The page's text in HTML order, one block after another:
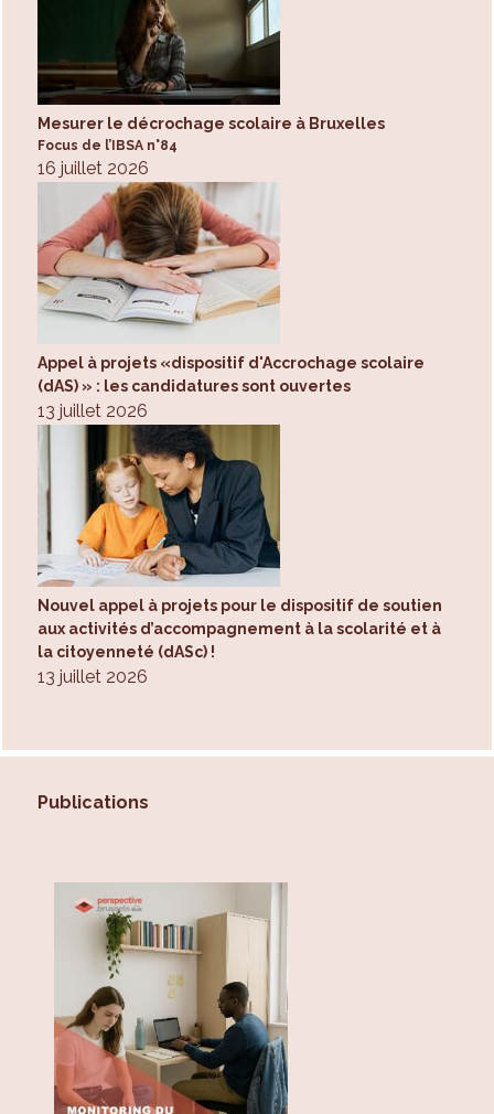
Mesurer le décrochage scolaire à Bruxelles
Focus de l’IBSA n°84
16 juillet 2026
Appel à projets «dispositif d'Accrochage scolaire
(dAS) » : les candidatures sont ouvertes
13 juillet 2026
Nouvel appel à projets pour le dispositif de soutien
aux activités d’accompagnement à la scolarité et à
la citoyenneté (dASc) !
13 juillet 2026
Publications